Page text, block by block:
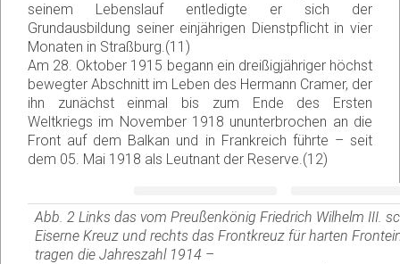
seinem Lebenslauf entledigte er sich der
Grundausbildung seiner einjährigen Dienstpflicht in vier
Monaten in Straßburg.(11)
Am 28. Oktober 1915 begann ein dreißigjähriger höchst
bewegter Abschnitt im Leben des Hermann Cramer, der
ihn zunächst einmal bis zum Ende des Ersten
Weltkriegs im November 1918 ununterbrochen an die
Front auf dem Balkan und in Frankreich führte – seit
dem 05. Mai 1918 als Leutnant der Reserve.(12)
Abb. 2 Links das vom Preußenkönig Friedrich Wilhelm III.
Eiserne Kreuz und rechts das Frontkreuz für harten
tragen die Jahreszahl 1914 –